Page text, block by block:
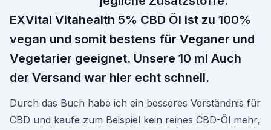
EXVital Vitahealth 5% CBD Öl ist zu 100%
vegan und somit bestens für Veganer und
Vegetarier geeignet. Unsere 10 ml Auch
der Versand war hier echt schnell.
Durch das Buch habe ich ein besseres Verständnis für
CBD und kaufe zum Beispiel kein reines CBD-Öl mehr,